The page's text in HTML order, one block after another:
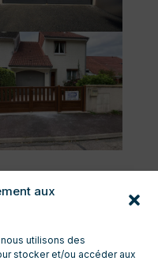
aux
utilisons des
stocker et/ou accéder aux